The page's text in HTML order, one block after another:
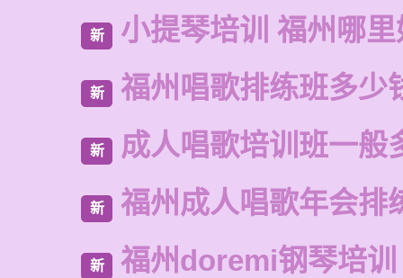
新 小提琴培训 福州哪
新 福州唱歌排练班多少
新 成人唱歌培训班一般
新 福州成人唱歌年会排
新 福州doremi钢琴培训